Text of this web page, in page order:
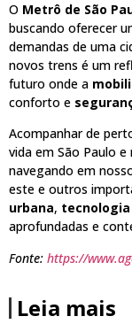
O Metrô de São
buscando oferecer
demandas de uma
novos trens é um
futuro onde a
conforto e
Acompanhar de
vida em São Paulo
navegando em
este e outros
urbana, tecnologia
aprofundadas e
Fonte: https://
Leia mais